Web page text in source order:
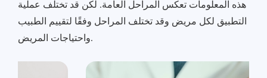
هذه المعلومات تعكس المراحل العامة. لكن قد تختلف عملية
التطبيق لكل مريض وقد تختلف المراحل وفقًا لتقييم الطبيب
واحتياجات المريض.